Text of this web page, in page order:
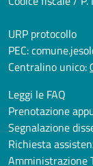
URP protocollo
PEC:
Centralino unico:
Leggi le FAQ
Prenotazione
Segnalazione
Richiesta
Amministrazione